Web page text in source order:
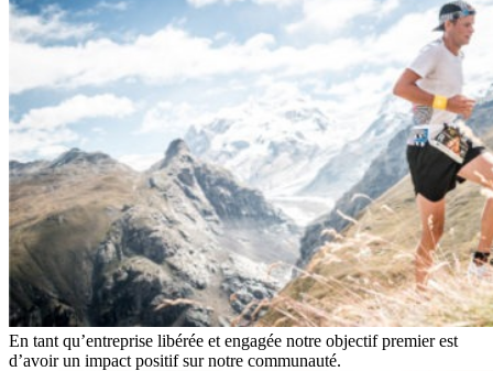
En tant qu’entreprise libérée et engagée notre objectif premier est
d’avoir un impact positif sur notre communauté.